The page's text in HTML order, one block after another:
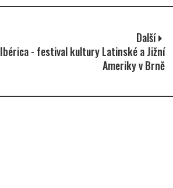
Další
Ibérica - festival kultury Latinské a Jižní
Ameriky v Brně